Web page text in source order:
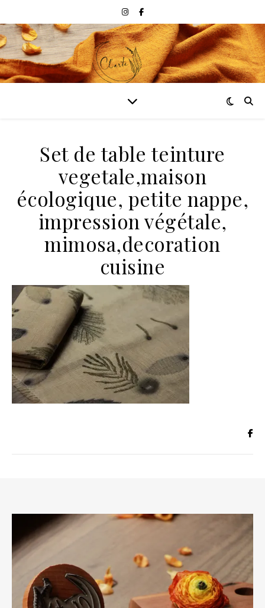
Set de table teinture
vegetale,maison
écologique, petite nappe,
impression végétale,
mimosa,decoration
cuisine